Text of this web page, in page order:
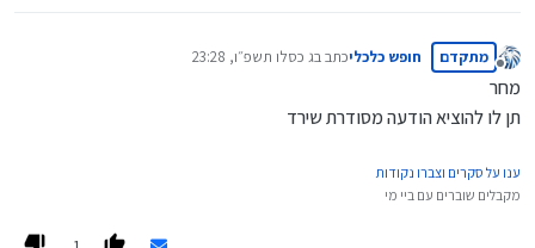
מנותק
מתקדם חופש כלכליכתב בג כסלו תשפ״ו, 23:28
נערך לאחרונה על ידי
מחר
תן לו להוציא הודעה מסודרת שירד
ענו על סקרים וצברו נקודות
מקבלים שוברים עם ביי מי